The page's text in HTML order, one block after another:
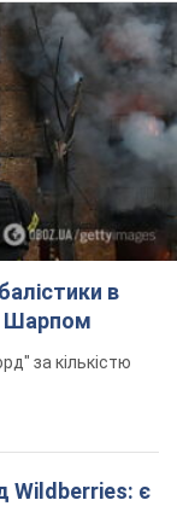
в
Шарпом
за кількістю
Wildberries: є